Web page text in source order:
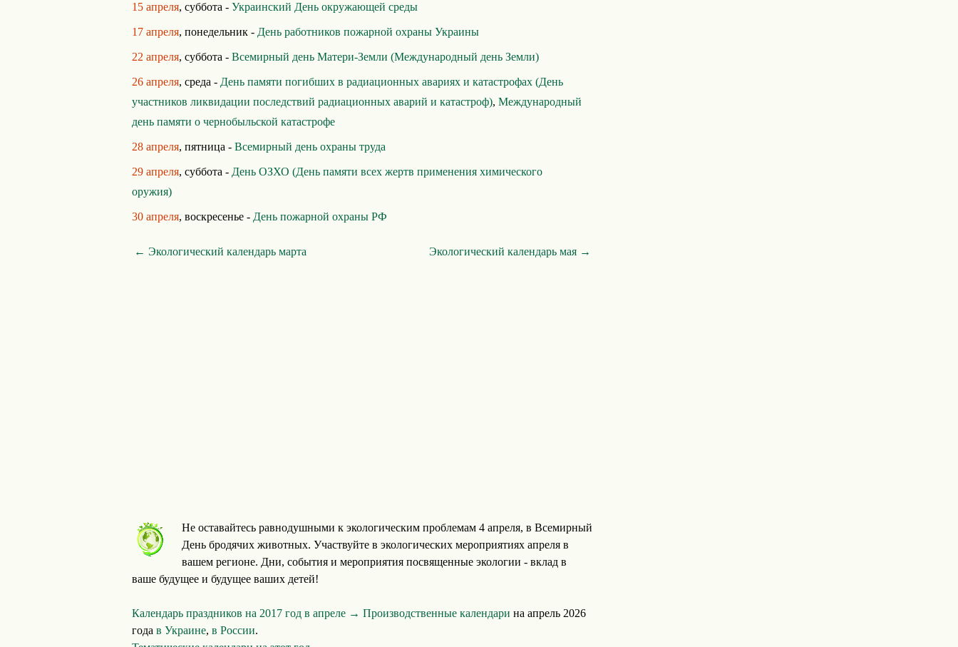
15 апреля, суббота - Украинский День окружающей среды
17 апреля, понедельник - День работников пожарной охраны Украины
22 апреля, суббота - Всемирный день Матери-Земли (Международный день Земли)
26 апреля, среда - День памяти погибших в радиационных авариях и катастрофах (День
участников ликвидации последствий радиационных аварий и катастроф), Международный
день памяти о чернобыльской катастрофе
28 апреля, пятница - Всемирный день охраны труда
29 апреля, суббота - День ОЗХО (День памяти всех жертв применения химического
оружия)
30 апреля, воскресенье - День пожарной охраны РФ
← Экологический календарь марта Экологический календарь мая →
Не оставайтесь равнодушными к экологическим проблемам 4 апреля, в Всемирный
День бродячих животных. Участвуйте в экологических мероприятиях апреля в
вашем регионе. Дни, события и мероприятия посвященные экологии - вклад в
ваше будущее и будущее ваших детей!
Календарь праздников на 2017 год в апреле → Производственные календари на апрель 2026
года в Украине, в России.